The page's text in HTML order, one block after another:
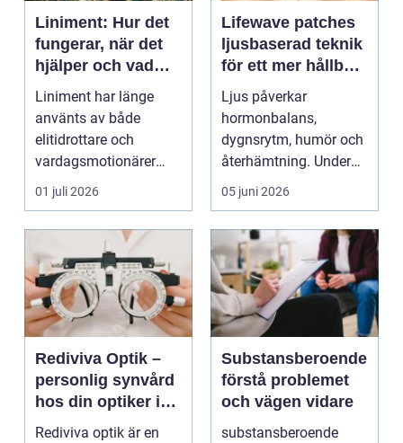
Liniment: Hur det
fungerar, när det
hjälper och vad
man bör tänka på
Liniment har länge
använts av både
elitidrottare och
vardagsmotionärer
för...
01 juli 2026
Lifewave patches
ljusbaserad teknik
för ett mer hållbart
välbefinnande
Ljus påverkar
hormonbalans,
dygnsrytm, humör och
återhämtning. Under
senare år har en ny typ
av prod...
05 juni 2026
Rediviva Optik –
personlig synvård
hos din optiker i
Uppsala
Rediviva optik är en
Substansberoende
förstå problemet
och vägen vidare
substansberoende